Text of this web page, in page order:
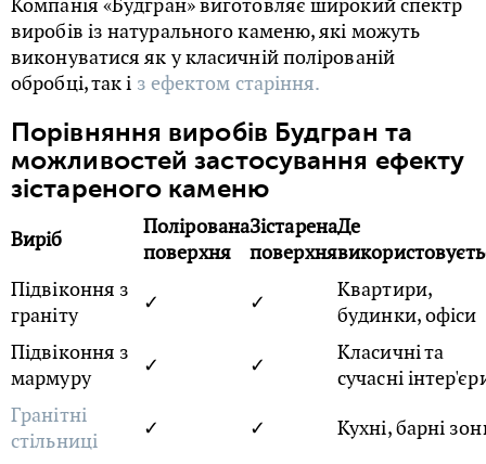
виробів із натурального каменю, які можуть
виконуватися як у класичній полірованій
обробці, так і з ефектом старіння.
Порівняння виробів Будгран та
можливостей застосування ефекту
зістареного каменю
Виріб
Полірована
поверхня
Зістарена
поверхня
Де
Підвіконня з
граніту
✓ ✓
Квартири,
будинки, офіси
Підвіконня з
мармуру
✓ ✓
Класичні та
сучасні
Гранітні
стільниці
✓ ✓
Кухні, барні